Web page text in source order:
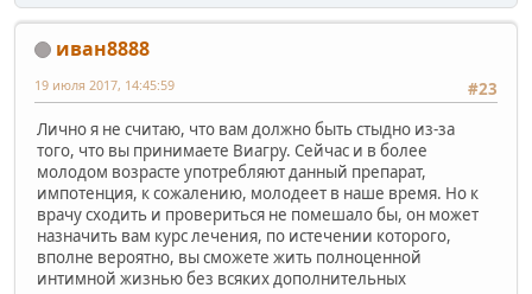
иван8888
#23
19 июля 2017, 14:45:59
Лично я не считаю, что вам должно быть стыдно из-за
того, что вы принимаете Виагру. Сейчас и в более
молодом возрасте употребляют данный препарат,
импотенция, к сожалению, молодеет в наше время. Но к
врачу сходить и провериться не помешало бы, он может
назначить вам курс лечения, по истечении которого,
вполне вероятно, вы сможете жить полноценной
интимной жизнью без всяких дополнительных